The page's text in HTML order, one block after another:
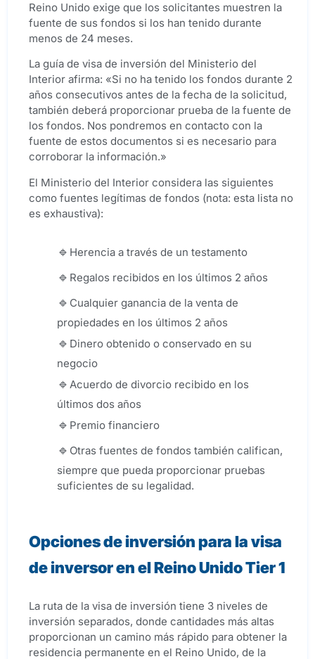
Reino Unido exige que los solicitantes muestren la
fuente de sus fondos si los han tenido durante
menos de 24 meses.
La guía de visa de inversión del Ministerio del
Interior afirma: «Si no ha tenido los fondos durante 2
años consecutivos antes de la fecha de la solicitud,
también deberá proporcionar prueba de la fuente de
los fondos. Nos pondremos en contacto con la
fuente de estos documentos si es necesario para
corroborar la información.»
El Ministerio del Interior considera las siguientes
como fuentes legítimas de fondos (nota: esta lista no
es exhaustiva):
Herencia a través de un testamento
Regalos recibidos en los últimos 2 años
Cualquier ganancia de la venta de
propiedades en los últimos 2 años
Dinero obtenido o conservado en su
negocio
Acuerdo de divorcio recibido en los
últimos dos años
Premio financiero
Otras fuentes de fondos también califican,
siempre que pueda proporcionar pruebas
suficientes de su legalidad.
Opciones de inversión para la visa
de inversor en el Reino Unido Tier 1
La ruta de la visa de inversión tiene 3 niveles de
inversión separados, donde cantidades más altas
proporcionan un camino más rápido para obtener la
residencia permanente en el Reino Unido, de la